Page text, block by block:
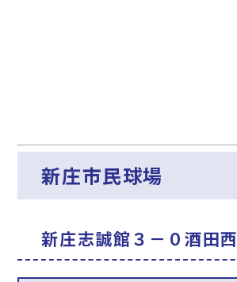
新庄市民球場
新庄志誠館３－０酒田西